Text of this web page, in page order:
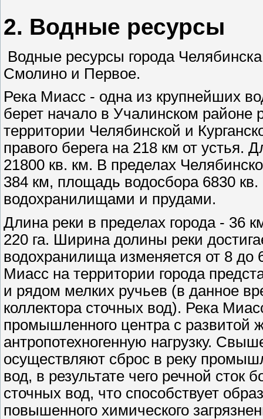
2. Водные ресурсы
Водные ресурсы города
Смолино и Первое.
Река Миасс - одна из крупнейших
берет начало в Учалинском районе
территории Челябинской и
правого берега на 218 км от устья.
21800 кв. км. В пределах
384 км, площадь водосбора 6830 кв.
водохранилищами и прудами.
Длина реки в пределах города - 36
220 га. Ширина долины реки
водохранилища изменяется от 8 до
Миасс на территории города
и рядом мелких ручьев (в данное
коллектора сточных вод). Река
промышленного центра с развитой
антропотехногенную нагрузку.
осуществляют сброс в реку
вод, в результате чего речной сток
сточных вод, что способствует
повышенного химического